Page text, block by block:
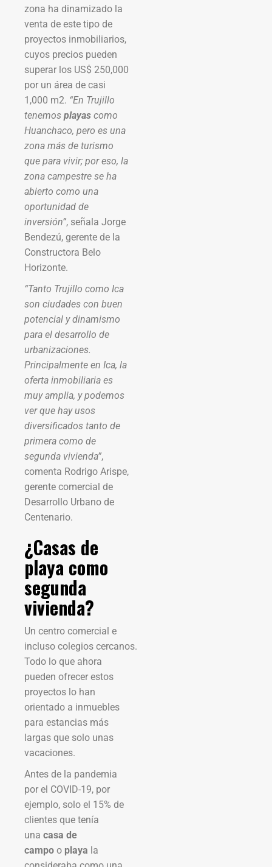
zona ha dinamizado la
venta de este tipo de
proyectos inmobiliarios,
cuyos precios pueden
superar los US$ 250,000
por un área de casi
1,000 m2. “En Trujillo
tenemos playas como
Huanchaco, pero es una
zona más de turismo
que para vivir; por eso, la
zona campestre se ha
abierto como una
oportunidad de
inversión”, señala Jorge
Bendezú, gerente de la
Constructora Belo
Horizonte.
“Tanto Trujillo como Ica
son ciudades con buen
potencial y dinamismo
para el desarrollo de
urbanizaciones.
Principalmente en Ica, la
oferta inmobiliaria es
muy amplia, y podemos
ver que hay usos
diversificados tanto de
primera como de
segunda vivienda”,
comenta Rodrigo Arispe,
gerente comercial de
Desarrollo Urbano de
Centenario.
¿Casas de
playa como
segunda
vivienda?
Un centro comercial e
incluso colegios cercanos.
Todo lo que ahora
pueden ofrecer estos
proyectos lo han
orientado a inmuebles
para estancias más
largas que solo unas
vacaciones.
Antes de la pandemia
por el COVID-19, por
ejemplo, solo el 15% de
clientes que tenía
una casa de
campo o playa la